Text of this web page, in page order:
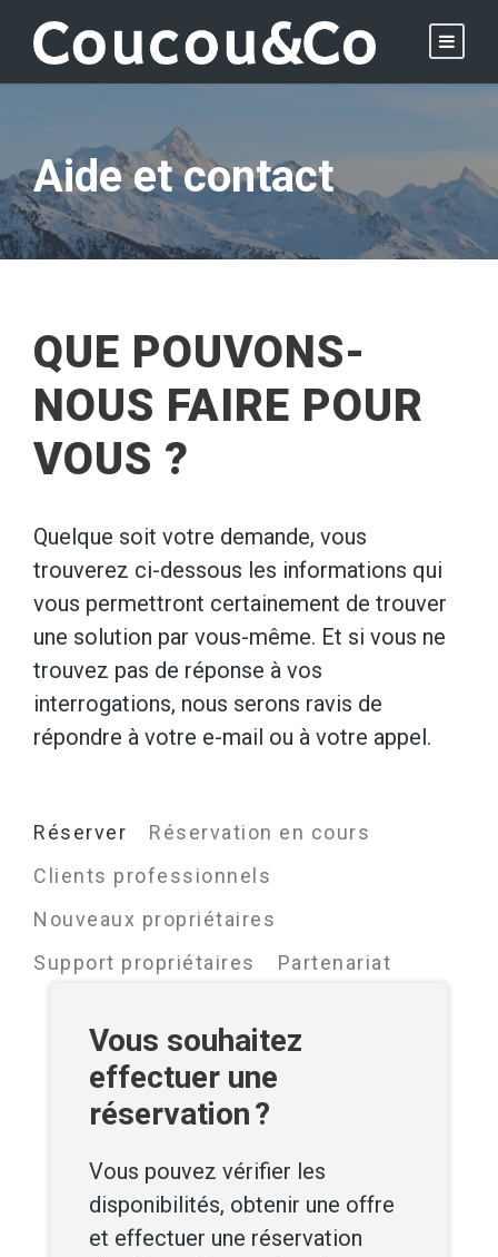
Aide et contact
QUE POUVONS-
NOUS FAIRE POUR
VOUS ?
Quelque soit votre demande, vous
trouverez ci-dessous les informations qui
vous permettront certainement de trouver
une solution par vous-même. Et si vous ne
trouvez pas de réponse à vos
interrogations, nous serons ravis de
répondre à votre e-mail ou à votre appel.
Réserver
Réservation en cours
Clients professionnels
Nouveaux propriétaires
Support propriétaires
Partenariat
Vous souhaitez
effectuer une
réservation ?
Vous pouvez vérifier les
disponibilités, obtenir une offre
et effectuer une réservation